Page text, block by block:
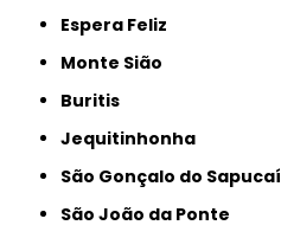
Espera Feliz
Monte Sião
Buritis
Jequitinhonha
São Gonçalo do Sapucaí
São João da Ponte